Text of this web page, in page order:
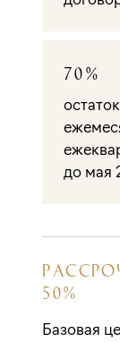
70%
до мая
50%
Базовая